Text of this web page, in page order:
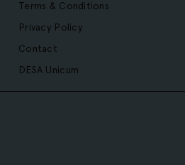
Terms & Conditions
Privacy Policy
Contact
DESA Unicum